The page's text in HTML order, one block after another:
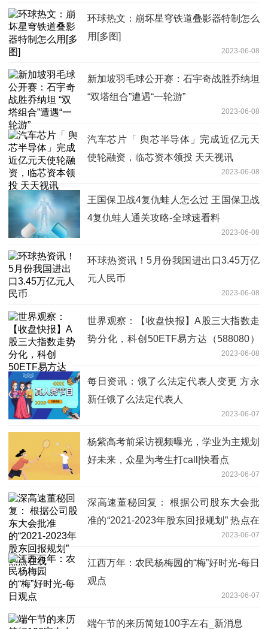
环球热文：崩坏星穹铁道叠影器特制怎么
用[多图]
2023-06-08
新加坡羽毛球公开赛：石宇奇战胜乔纳坦
“双塔组合”遭遇“一轮游”
2023-06-08
汽车芯片「 舆芯半导体」完成近亿元天
使轮融资，临芯资本领投 天天视讯
2023-06-08
王国保卫战4复仇蛙人怎么过 王国保卫战
4复仇蛙人通关攻略-全球速看料
2023-06-08
环球热资讯！5月份我国进出口3.45万亿
元人民币
2023-06-08
世界观察：【收盘快报】A股三大指数走
势分化，科创50ETF易方达（588080）
2023-06-08
每日资讯：饿了么法定代表人变更 方永
新任饿了么法定代表人
2023-06-07
杨紫高考前采访视频曝光，学业为主规划
好未来，众星为考生打call|快看点
2023-06-07
深高速董秘回复： 根据公司股东大会批
准的“2021-2023年股东回报规划” 热点在
2023-06-07
江西万年：农民杨梅园的“梅”好时光-每日
观点
2023-06-07
端午节的来历简短100字左右_新消息